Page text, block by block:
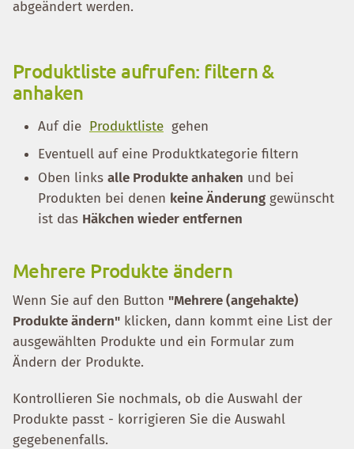
abgeändert werden.
Produktliste aufrufen: filtern &
anhaken
Auf die Produktliste gehen
Eventuell auf eine Produktkategorie filtern
Oben links alle Produkte anhaken und bei
Produkten bei denen keine Änderung gewünscht
ist das Häkchen wieder entfernen
Mehrere Produkte ändern
Wenn Sie auf den Button "Mehrere (angehakte)
Produkte ändern" klicken, dann kommt eine List der
ausgewählten Produkte und ein Formular zum
Ändern der Produkte.
Kontrollieren Sie nochmals, ob die Auswahl der
Produkte passt - korrigieren Sie die Auswahl
gegebenenfalls.